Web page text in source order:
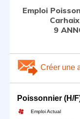
Emploi
9
Créer une
Poissonnier (H/
Emploi Actual